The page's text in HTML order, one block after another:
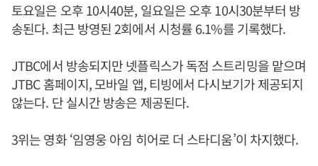
토요일은 오후 10시40분, 일요일은 오후 10시30분부터 방
송된다. 최근 방영된 2회에서 시청률 6.1%를 기록했다.
JTBC에서 방송되지만 넷플릭스가 독점 스트리밍을 맡으며
JTBC 홈페이지, 모바일 앱, 티빙에서 다시보기가 제공되지
않는다. 단 실시간 방송은 제공된다.
3위는 영화 ‘임영웅 아임 히어로 더 스타디움’이 차지했다.